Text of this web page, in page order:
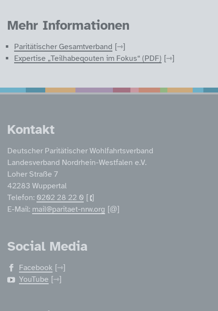
Mehr Informationen
Paritätischer Gesamtverband
Expertise „Teilhabeqouten im Fokus“ (PDF)
Service
Kontakt
Deutscher Paritätischer Wohlfahrtsverband
Landesverband Nordrhein-Westfalen e.V.
Loher Straße 7
42283 Wuppertal
Telefon: 0202 28 22 0
E-Mail: mail@paritaet-nrw.org
Social Media
Facebook
YouTube